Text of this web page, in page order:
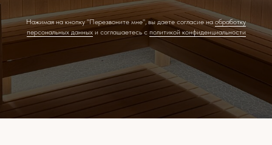
Нажимая на кнопку "Перезвоните мне", вы даете согласие наобработку
персональных данныхи соглашаетесь c политикой конфиденциальности